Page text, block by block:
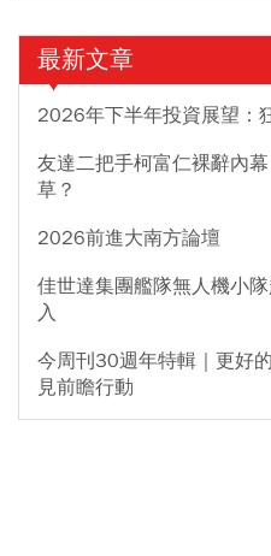
最新文章
2026年下半年投資展望：
友達二把手柯富仁裸辭內
草？
2026前進大南方論壇
佳世達集團艦隊無人機小
入
今周刊30週年特輯｜更好
見前瞻行動